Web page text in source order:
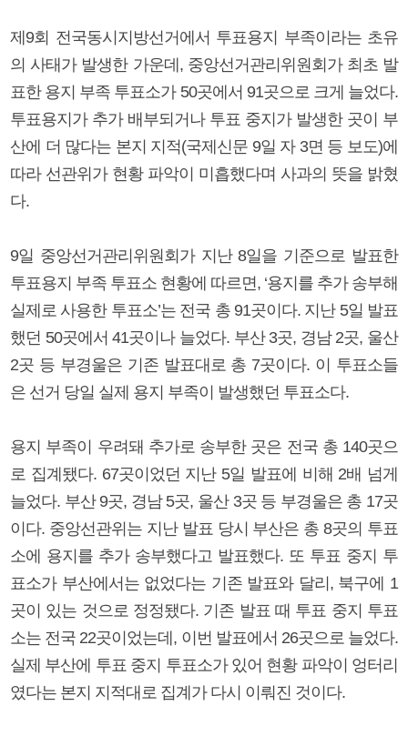
제9회 전국동시지방선거에서 투표용지 부족이라는 초유
의 사태가 발생한 가운데, 중앙선거관리위원회가 최초 발
표한 용지 부족 투표소가 50곳에서 91곳으로 크게 늘었다.
투표용지가 추가 배부되거나 투표 중지가 발생한 곳이 부
산에 더 많다는 본지 지적(국제신문 9일 자 3면 등 보도)에
따라 선관위가 현황 파악이 미흡했다며 사과의 뜻을 밝혔
다.
9일 중앙선거관리위원회가 지난 8일을 기준으로 발표한
투표용지 부족 투표소 현황에 따르면, ‘용지를 추가 송부해
실제로 사용한 투표소’는 전국 총 91곳이다. 지난 5일 발표
했던 50곳에서 41곳이나 늘었다. 부산 3곳, 경남 2곳, 울산
2곳 등 부경울은 기존 발표대로 총 7곳이다. 이 투표소들
은 선거 당일 실제 용지 부족이 발생했던 투표소다.
용지 부족이 우려돼 추가로 송부한 곳은 전국 총 140곳으
로 집계됐다. 67곳이었던 지난 5일 발표에 비해 2배 넘게
늘었다. 부산 9곳, 경남 5곳, 울산 3곳 등 부경울은 총 17곳
이다. 중앙선관위는 지난 발표 당시 부산은 총 8곳의 투표
소에 용지를 추가 송부했다고 발표했다. 또 투표 중지 투
표소가 부산에서는 없었다는 기존 발표와 달리, 북구에 1
곳이 있는 것으로 정정됐다. 기존 발표 때 투표 중지 투표
소는 전국 22곳이었는데, 이번 발표에서 26곳으로 늘었다.
실제 부산에 투표 중지 투표소가 있어 현황 파악이 엉터리
였다는 본지 지적대로 집계가 다시 이뤄진 것이다.